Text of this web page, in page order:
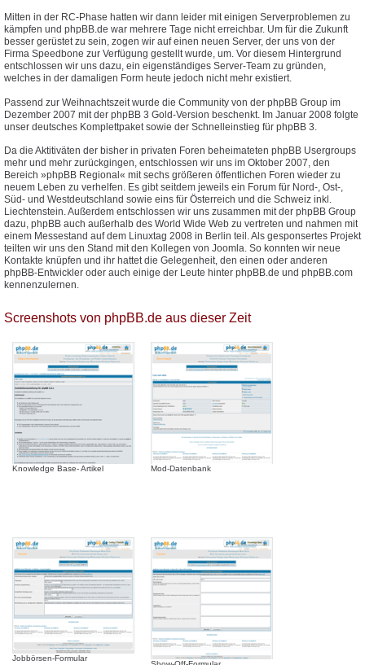
Mitten in der RC-Phase hatten wir dann leider mit einigen Serverproblemen zu
kämpfen und phpBB.de war mehrere Tage nicht erreichbar. Um für die Zukunft
besser gerüstet zu sein, zogen wir auf einen neuen Server, der uns von der
Firma Speedbone zur Verfügung gestellt wurde, um. Vor diesem Hintergrund
entschlossen wir uns dazu, ein eigenständiges Server-Team zu gründen,
welches in der damaligen Form heute jedoch nicht mehr existiert.
Passend zur Weihnachtszeit wurde die Community von der phpBB Group im
Dezember 2007 mit der phpBB 3 Gold-Version beschenkt. Im Januar 2008 folgte
unser deutsches Komplettpaket sowie der Schnelleinstieg für phpBB 3.
Da die Aktitiväten der bisher in privaten Foren beheimateten phpBB Usergroups
mehr und mehr zurückgingen, entschlossen wir uns im Oktober 2007, den
Bereich »phpBB Regional« mit sechs größeren öffentlichen Foren wieder zu
neuem Leben zu verhelfen. Es gibt seitdem jeweils ein Forum für Nord-, Ost-,
Süd- und Westdeutschland sowie eins für Österreich und die Schweiz inkl.
Liechtenstein. Außerdem entschlossen wir uns zusammen mit der phpBB Group
dazu, phpBB auch außerhalb des World Wide Web zu vertreten und nahmen mit
einem Messestand auf dem Linuxtag 2008 in Berlin teil. Als gesponsertes Projekt
teilten wir uns den Stand mit den Kollegen von Joomla. So konnten wir neue
Kontakte knüpfen und ihr hattet die Gelegenheit, den einen oder anderen
phpBB-Entwickler oder auch einige der Leute hinter phpBB.de und phpBB.com
kennenzulernen.
Screenshots von phpBB.de aus dieser Zeit
Knowledge Base- Artikel Mod-Datenbank
Jobbörsen-Formular